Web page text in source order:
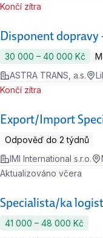
Disponent dopravy
Končí zítra
30 000 ‍–‍ 40 000 Kč
ASTRA TRANS, a.s.
Export/Import
Končí zítra
Odpověď do 2 týdnů
IMI International s.r.o.
Specialista/ka
Aktualizováno včera
41 000 ‍–‍ 48 000 Kč